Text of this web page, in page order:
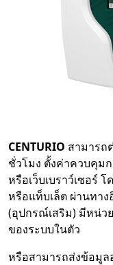
CENTURIO สามารถ
ชั่วโมง ตั้งค่าควบคุมก
หรือเว็บเบราว์เซอร์
หรือแท็บเล็ต ผ่านทาง
(อุปกรณ์เสริม) มีหน่ว
ของระบบในตัว
หรือสามารถส่งข้อมู